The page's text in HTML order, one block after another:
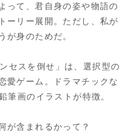
って、君自身の姿や物語の
ーリー展開。ただし、私が
が身のためだ。
スを倒せ」は、選択型の
愛ゲーム。ドラマチックな
筆画のイラストが特徴。
が含まれるかって？